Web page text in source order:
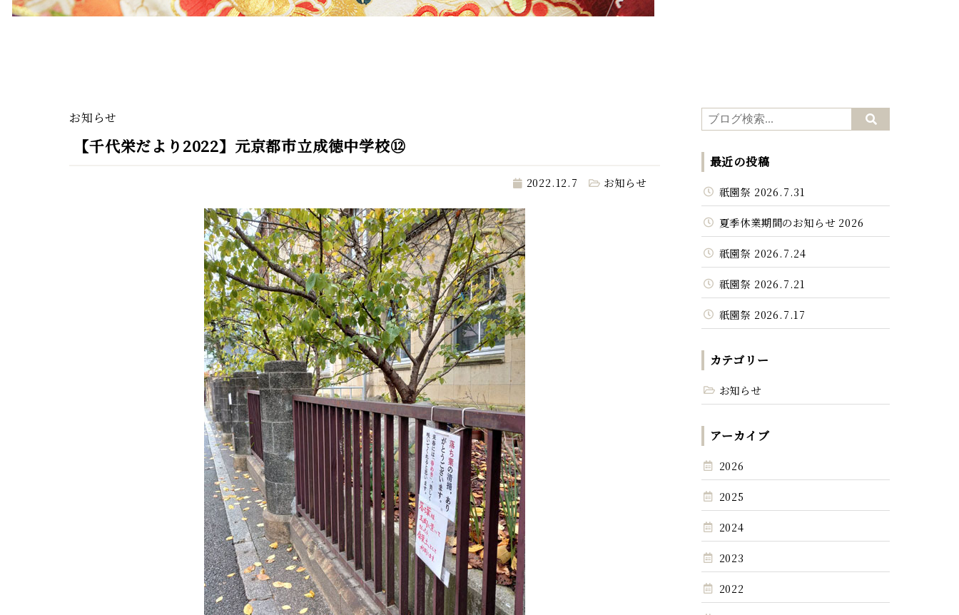
お知らせ
【千代栄だより2022】元京都市立成徳中学校⑫
2022.12.7 お知らせ
最近の投稿
祇園祭 2026.7.31
夏季休業期間のお知らせ 2026
祇園祭 2026.7.24
祇園祭 2026.7.21
祇園祭 2026.7.17
カテゴリー
お知らせ
アーカイブ
2026
2025
2024
2023
2022